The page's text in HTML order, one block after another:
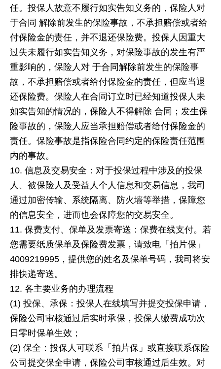
任。投保人故意不履行如实告知义务的，保险人对
于合同 解除前发生的保险事故，不承担赔偿或者给
付保险金的责任，并不退还保险费。投保人因重大
过失未履行如实告知义务，对保险事故的发生有严
重影响的，保险人对 于合同解除前发生的保险事
故，不承担赔偿或者给付保险金的责任，但应当退
还保险费。保险人在合同订立时已经知道投保人未
如实告知的情况的，保险人不得解除 合同；发生保
险事故的，保险人应当承担赔偿或者给付保险金的
责任。保险事故是指保险合同约定的保险责任范围
内的事故。
信息及交易安全：对于投保过程中涉及的投保
人、被保险人及受益人个人信息和交易信息，我司
通过加密传输、系统隔离、防火墙等举措，保障您
的信息安全，进而也会保障您的交易安全。
保费支付、保单及发票寄送：保费在线支付。若
您需要纸质保单及保险费发票，请致电「拍片保」
4009219995，提供您的姓名及保单号码，我司将安
排快递寄送。
各主要业务的办理流程
(1) 投保、承保：投保人在线填写并提交投保申请，
保险公司审核通过后实时承保，投保人缴费成功次
日零时保单生效；
(2) 保全：投保人可联系「拍片保」或直接联系保险
公司提交保全申请，保险公司审核通过后生效。对